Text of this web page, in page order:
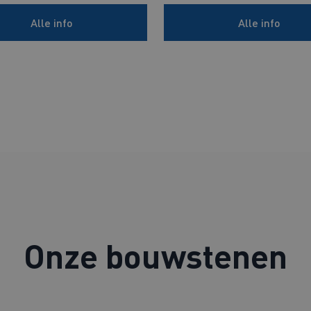
Alle info Alle info
Onze bouwstenen